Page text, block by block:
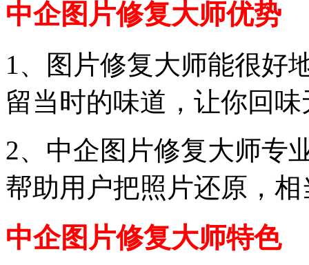
中企图片修复大师优势
1、图片修复大师能很好
留当时的味道，让你回味
2、中企图片修复大师专
帮助用户把照片还原，相
中企图片修复大师特色